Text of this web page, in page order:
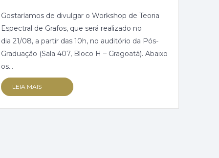
Gostaríamos de divulgar o Workshop de Teoria
Espectral de Grafos, que será realizado no
dia 21/08, a partir das 10h, no auditório da Pós-
Graduação (Sala 407, Bloco H – Gragoatá). Abaixo
os...
LEIA MAIS